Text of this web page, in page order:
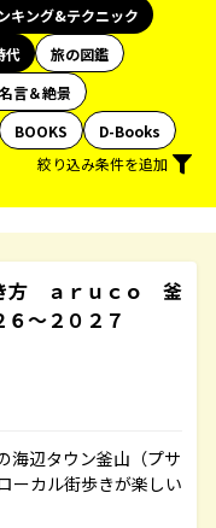
キング&テクニック
代
旅の図鑑
言＆絶景
BOOKS
D-Books
絞り込み条件を追加
方 ａｒｕｃｏ 釜
～２０２７
海辺タウン釜山（プサ
ーカル街歩きが楽しい